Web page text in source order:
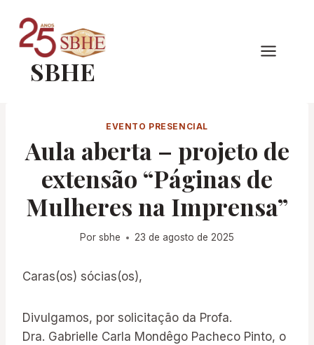
para
ConteúdoSBHE
EVENTO PRESENCIAL
Aula aberta – projeto de
extensão “Páginas de
Mulheres na Imprensa”
Por sbhe 23 de agosto de 2025
Caras(os) sócias(os),
Divulgamos, por solicitação da Profa.
Dra. Gabrielle Carla Mondêgo Pacheco Pinto, o